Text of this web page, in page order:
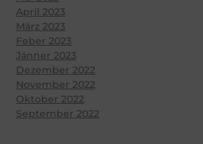
April 2023
März 2023
Feber 2023
Jänner 2023
Dezember 2022
November 2022
Oktober 2022
September 2022